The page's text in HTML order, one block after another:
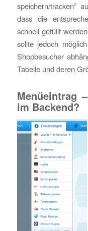
speichern/tracken”
dass die
schnell gefüllt
sollte jedoch
Shopbesucher
Tabelle und deren
Menüeintrag
im Backend?